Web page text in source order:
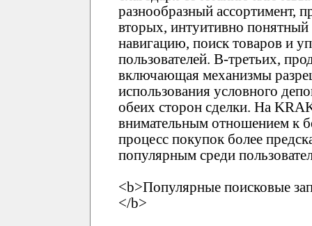
разнообразный ассортимент,
вторых, интуитивно
навигацию, поиск товаров и
пользователей. В-третьих,
включающая механизмы
использования условного
обеих сторон сделки. На
внимательным отношением к
процесс покупок более
популярным среди
<b>Популярные поисковые
</b>